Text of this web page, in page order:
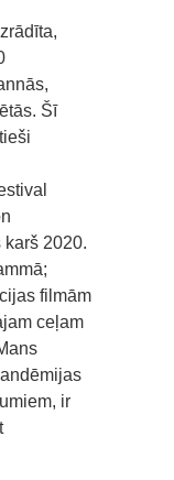
Šī
karš 2020.
filmām
ceļam
ir